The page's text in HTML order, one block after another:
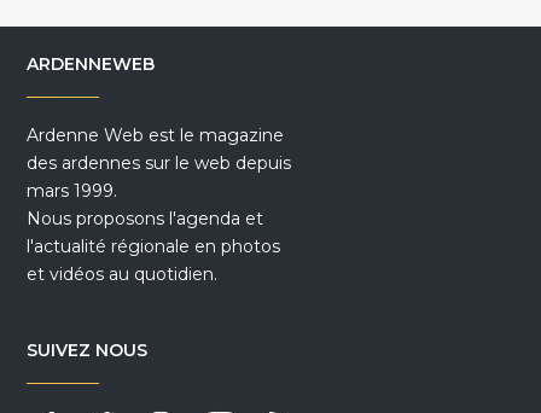
ARDENNEWEB
Ardenne Web est le magazine
des ardennes sur le web depuis
mars 1999.
Nous proposons l'agenda et
l'actualité régionale en photos
et vidéos au quotidien.
SUIVEZ NOUS